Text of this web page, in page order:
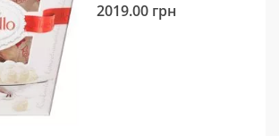
2019.00 грн